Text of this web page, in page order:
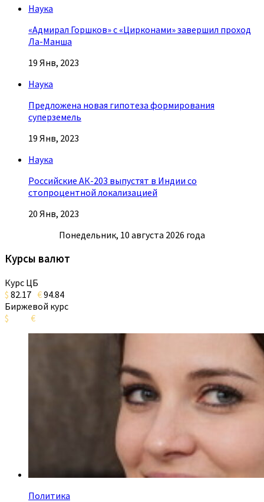
Наука
«Адмирал Горшков» с «Цирконами» завершил проход
Ла-Манша
19 Янв, 2023
Наука
Предложена новая гипотеза формирования
суперземель
19 Янв, 2023
Наука
Российские АК-203 выпустят в Индии со
стопроцентной локализацией
20 Янв, 2023
Понедельник, 10 августа 2026 года
Курсы валют
Курс ЦБ
$ 82.17 €94.84
Биржевой курс
$
€
Политика